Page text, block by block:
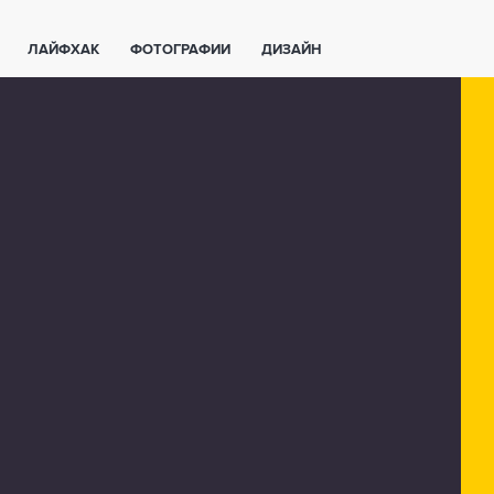
ЛАЙФХАК ФОТОГРАФИИ ДИЗАЙН